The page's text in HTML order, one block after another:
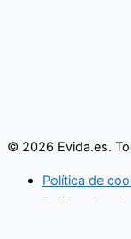
© 2026 Evida.es.
Política de
Política de